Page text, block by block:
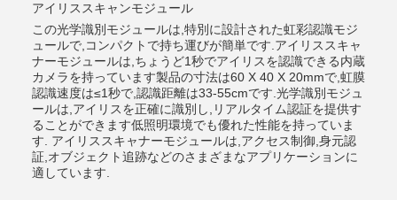
アイリススキャンモジュール
この光学識別モジュールは,特別に設計された虹彩認識モジ
ュールで,コンパクトで持ち運びが簡単です.アイリススキャ
ナーモジュールは,ちょうど1秒でアイリスを認識できる内蔵
カメラを持っています製品の寸法は60 X 40 X 20mmで,虹膜
認識速度は≤1秒で,認識距離は33-55cmです.光学識別モジュ
ールは,アイリスを正確に識別し,リアルタイム認証を提供す
ることができます低照明環境でも優れた性能を持っていま
す. アイリススキャナーモジュールは,アクセス制御,身元認
証,オブジェクト追跡などのさまざまなアプリケーションに
適しています.